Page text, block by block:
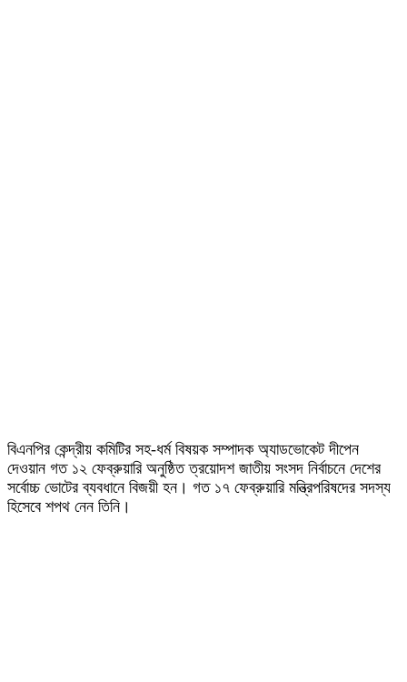
বিএনপির কেন্দ্রীয় কমিটির সহ-ধর্ম বিষয়ক সম্পাদক অ্যাডভোকেট দীপেন
দেওয়ান গত ১২ ফেব্রুয়ারি অনুষ্ঠিত ত্রয়োদশ জাতীয় সংসদ নির্বাচনে দেশের
সর্বোচ্চ ভোটের ব্যবধানে বিজয়ী হন। গত ১৭ ফেব্রুয়ারি মন্ত্রিপরিষদের সদস্য
হিসেবে শপথ নেন তিনি।